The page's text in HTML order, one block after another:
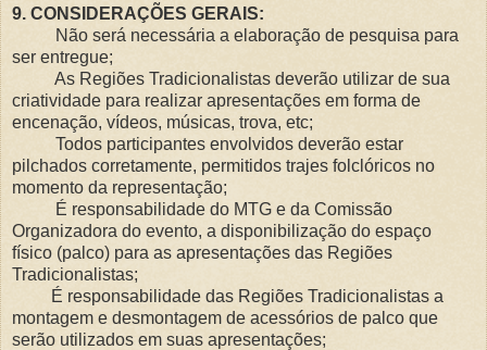
9. CONSIDERAÇÕES GERAIS:
Não será necessária a elaboração de pesquisa para
ser entregue;
As Regiões Tradicionalistas deverão utilizar de sua
criatividade para realizar apresentações em forma de
encenação, vídeos, músicas, trova, etc;
Todos participantes envolvidos deverão estar
pilchados corretamente, permitidos trajes folclóricos no
momento da representação;
É responsabilidade do MTG e da Comissão
Organizadora do evento, a disponibilização do espaço
físico (palco) para as apresentações das Regiões
Tradicionalistas;
É responsabilidade das Regiões Tradicionalistas a
montagem e desmontagem de acessórios de palco que
serão utilizados em suas apresentações;